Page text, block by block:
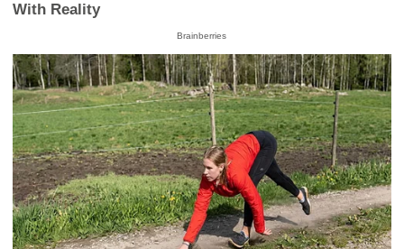
With Reality
Brainberries